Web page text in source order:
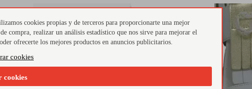
cookies propias y de terceros para proporcionarte una mejor
compra, realizar un análisis estadístico que nos sirve para mejorar el
ofrecerte los mejores productos en anuncios publicitarios.
cookies
cookies